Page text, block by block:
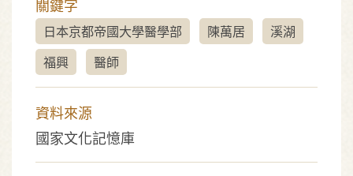
關鍵字
日本京都帝國大學醫學部 陳萬居
溪湖
福興
醫師
資料來源
國家文化記憶庫